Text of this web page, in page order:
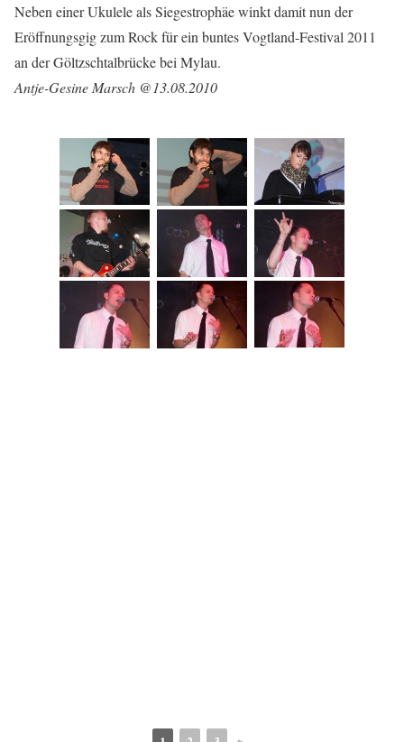
Neben einer Ukulele als Siegestrophäe winkt damit nun der
Eröffnungsgig zum Rock für ein buntes Vogtland-Festival 2011
an der Göltzschtalbrücke bei Mylau.
Antje-Gesine Marsch @13.08.2010